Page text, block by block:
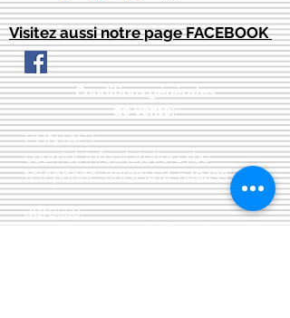
Visitez aussi notre page FACEBOOK
Conditions générales
de vente::
CONTACT:
courriel:info@latelier13.be
téléphone:00(32)474-649433
adresse: